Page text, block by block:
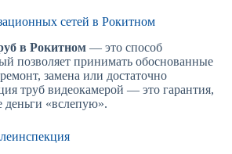
сетей в Рокитном
в Рокитном — это способ
позволяет принимать обоснованные
замена или достаточно
труб видеокамерой — это гарантия,
деньги «вслепую».